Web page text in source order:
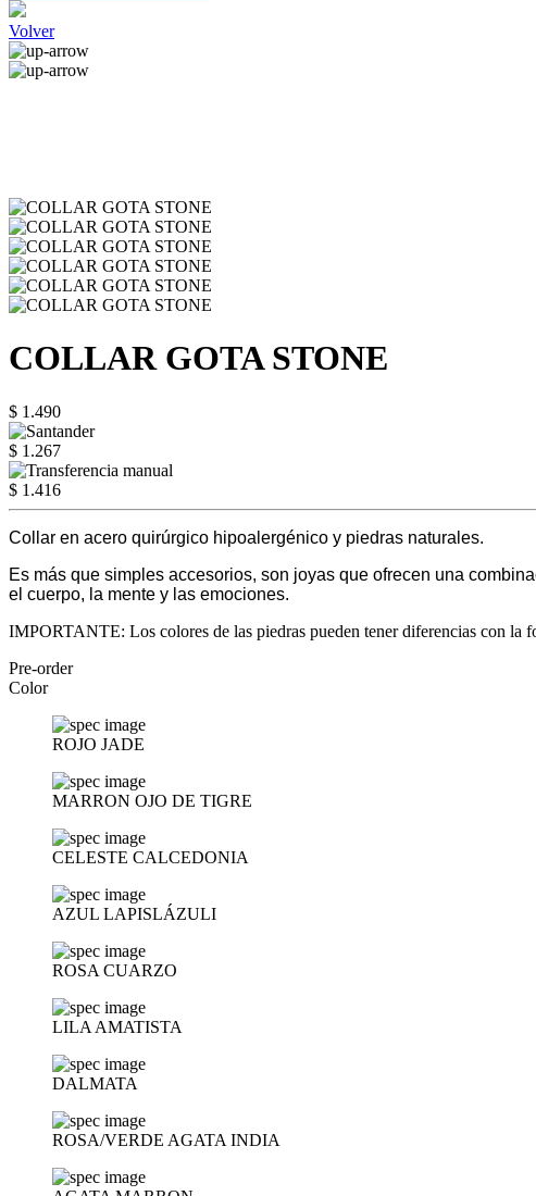
Volver
COLLAR GOTA STONE
$ 1.490
$ 1.267
$ 1.416
Collar en acero quirúrgico hipoalergénico y piedras naturales.
Es más que simples accesorios, son joyas que ofrecen una
el cuerpo, la mente y las emociones.
IMPORTANTE: Los colores de las piedras pueden tener diferencias con la
Pre-order
Color
ROJO JADE
MARRON OJO DE TIGRE
CELESTE CALCEDONIA
AZUL LAPISLÁZULI
ROSA CUARZO
LILA AMATISTA
DALMATA
ROSA/VERDE AGATA INDIA